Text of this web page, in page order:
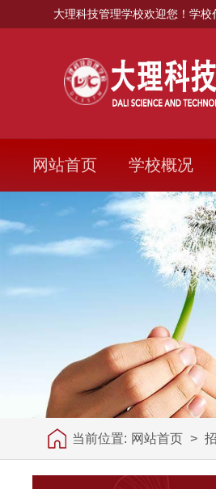
大理科技管理学校欢迎您！学
网站首页 学校概况
当前位置: 网站首页 >